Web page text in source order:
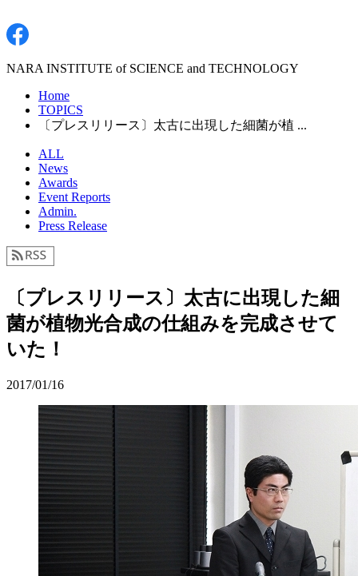
NARA INSTITUTE of SCIENCE and TECHNOLOGY
Home
TOPICS
〔プレスリリース〕太古に出現した細菌が植 ...
ALL
News
Awards
Event Reports
Admin.
Press Release
〔プレスリリース〕太古に出現した細
菌が植物光合成の仕組みを完成させて
いた！
2017/01/16